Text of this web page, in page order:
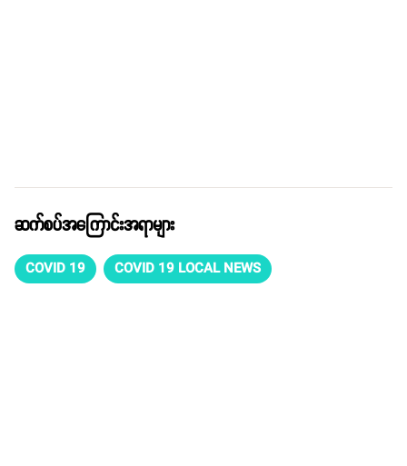
ဆက်စပ်အကြောင်းအရာများ
COVID 19 COVID 19 LOCAL NEWS